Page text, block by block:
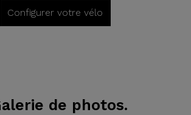
Configurer votre vélo
de photos.